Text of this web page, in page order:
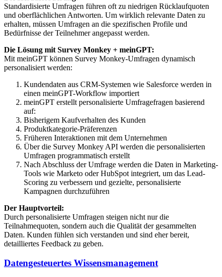
Standardisierte Umfragen führen oft zu niedrigen Rücklaufquoten
und oberflächlichen Antworten. Um wirklich relevante Daten zu
erhalten, müssen Umfragen an die spezifischen Profile und
Bedürfnisse der Teilnehmer angepasst werden.
Die Lösung mit Survey Monkey + meinGPT:
Mit meinGPT können Survey Monkey-Umfragen dynamisch
personalisiert werden:
Kundendaten aus CRM-Systemen wie Salesforce werden in
einen meinGPT-Workflow importiert
meinGPT erstellt personalisierte Umfragefragen basierend
auf:
Bisherigem Kaufverhalten des Kunden
Produktkategorie-Präferenzen
Früheren Interaktionen mit dem Unternehmen
Über die Survey Monkey API werden die personalisierten
Umfragen programmatisch erstellt
Nach Abschluss der Umfrage werden die Daten in Marketing-
Tools wie Marketo oder HubSpot integriert, um das Lead-
Scoring zu verbessern und gezielte, personalisierte
Kampagnen durchzuführen
Der Hauptvorteil:
Durch personalisierte Umfragen steigen nicht nur die
Teilnahmequoten, sondern auch die Qualität der gesammelten
Daten. Kunden fühlen sich verstanden und sind eher bereit,
detailliertes Feedback zu geben.
Datengesteuertes Wissensmanagement